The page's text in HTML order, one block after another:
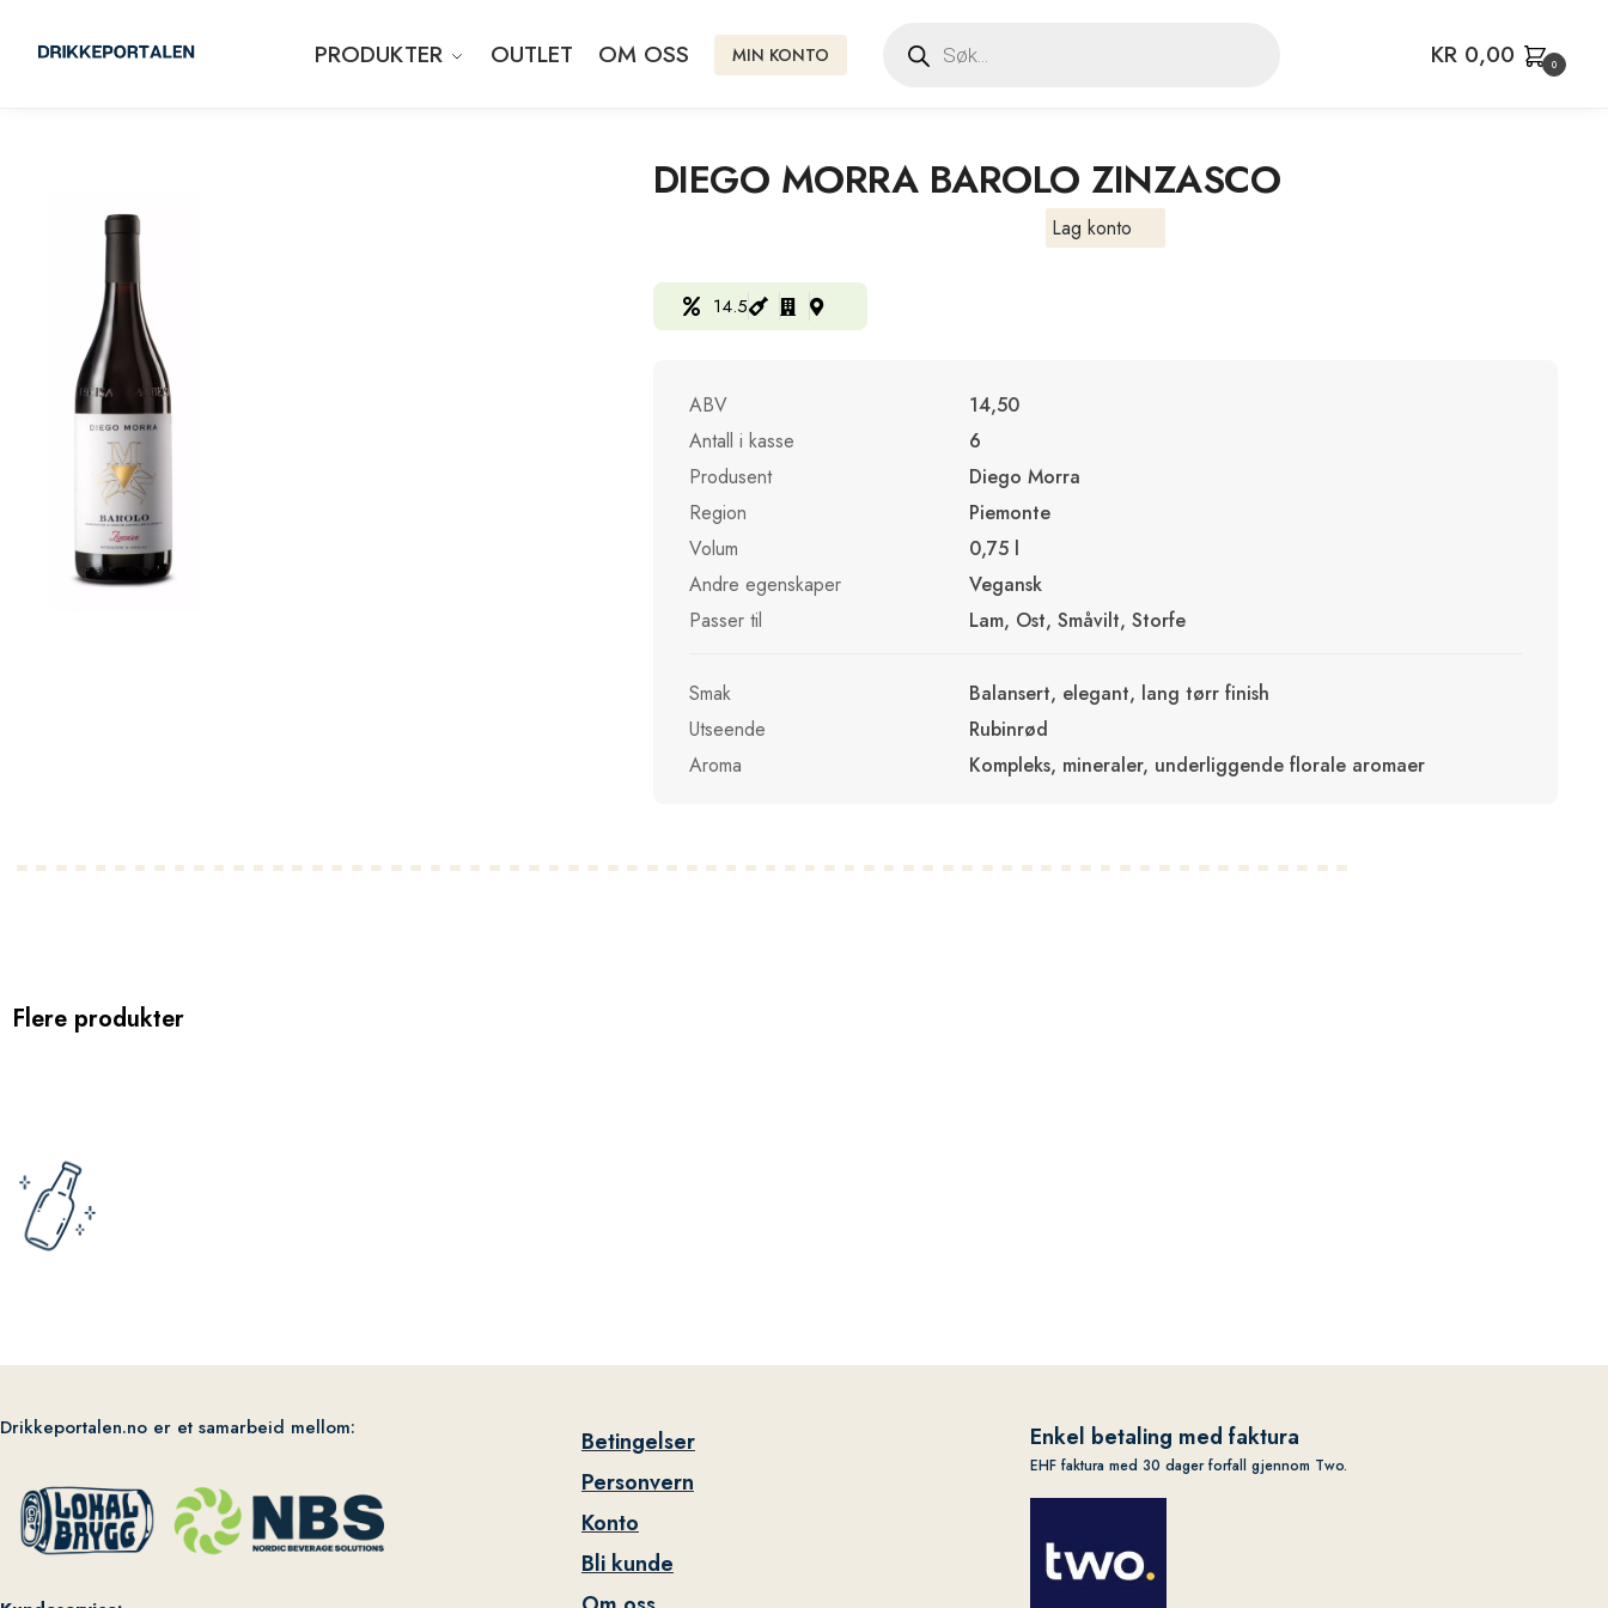
PRODUKTER OUTLET OM OSS MIN KONTO KR 0,00 0
DIEGO MORRA BAROLO ZINZASCO
Lag konto
14.5
ABV
14,50
Antall i kasse
6
Produsent
Diego Morra
Region
Piemonte
Volum
0,75 l
Andre egenskaper
Vegansk
Passer til
Lam, Ost, Småvilt, Storfe
Smak
Balansert, elegant, lang tørr finish
Utseende
Rubinrød
Aroma
Kompleks, mineraler, underliggende florale aromaer
Flere produkter
Drikkeportalen.no er et samarbeid mellom:
Betingelser
Personvern
Konto
Bli kunde
Enkel betaling med faktura
EHF faktura med 30 dager forfall gjennom Two.